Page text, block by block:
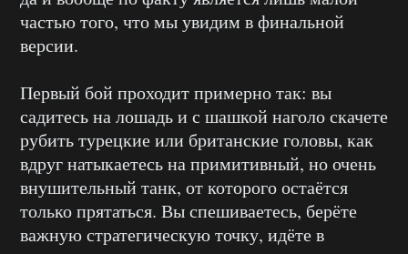
частью того, что мы увидим в финальной
версии.
Первый бой проходит примерно так: вы
садитесь на лошадь и с шашкой наголо скачете
рубить турецкие или британские головы, как
вдруг натыкаетесь на примитивный, но очень
внушительный танк, от которого остаётся
только прятаться. Вы спешиваетесь, берёте
важную стратегическую точку, идёте в